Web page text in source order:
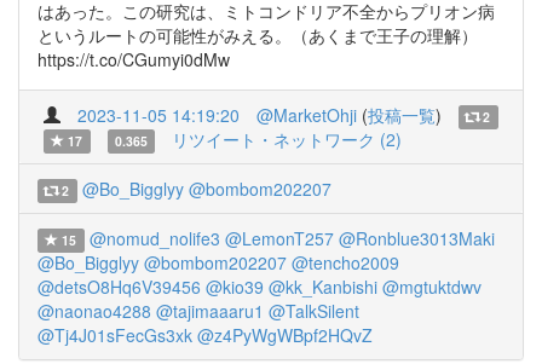
はあった。この研究は、ミトコンドリア不全からプリオン病
というルートの可能性がみえる。（あくまで王子の理解）
https://t.co/CGumyi0dMw
2023-11-05 14:19:20 @MarketOhji (投稿一覧)
2
17
0.365 リツイート・ネットワーク (2)
2 @Bo_Bigglyy @bombom202207
15 @nomud_nolife3 @LemonT257 @Ronblue3013Maki
@Bo_Bigglyy @bombom202207 @tencho2009
@detsO8Hq6V39456 @kio39 @kk_Kanbishi @mgtuktdwv
@naonao4288 @tajimaaaru1 @TalkSilent
@Tj4J01sFecGs3xk @z4PyWgWBpf2HQvZ